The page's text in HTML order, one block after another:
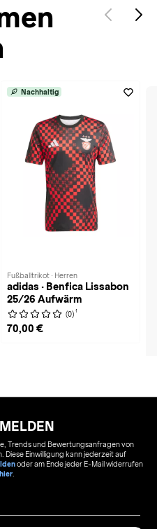
Nachhaltig
Fußballtrikot · Herren
adidas · Benfica Lissabon
25/26 Aufwärm
(0) 1
70,00 €
Trends und Bewertungsanfragen von
Diese Einwilligung kann jederzeit auf
oder am Ende jeder E-Mail widerrufen
hier